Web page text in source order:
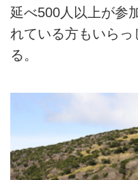
延べ500人以上が参
れている方もいら
る。